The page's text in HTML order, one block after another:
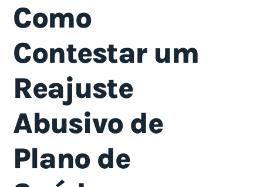
Como
Contestar um
Reajuste
Abusivo de
Plano de